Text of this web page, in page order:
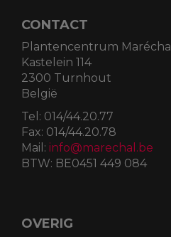
CONTACT
Plantencentrum Maréchal
Kastelein 114
2300 Turnhout
België
Tel: 014/44.20.77
Fax: 014/44.20.78
Mail: info@marechal.be
BTW: BE0451 449 084
OVERIG